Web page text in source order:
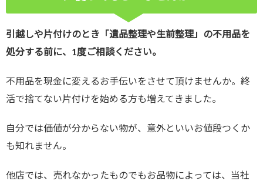
引越しや片付けのとき「遺品整理や生前整理」の不用品を
処分する前に、1度ご相談ください。
不用品を現金に変えるお手伝いをさせて頂けませんか。終
活で捨てない片付けを始める方も増えてきました。
自分では価値が分からない物が、意外といいお値段つくか
も知れません。
他店では、売れなかったものでもお品物によっては、当社